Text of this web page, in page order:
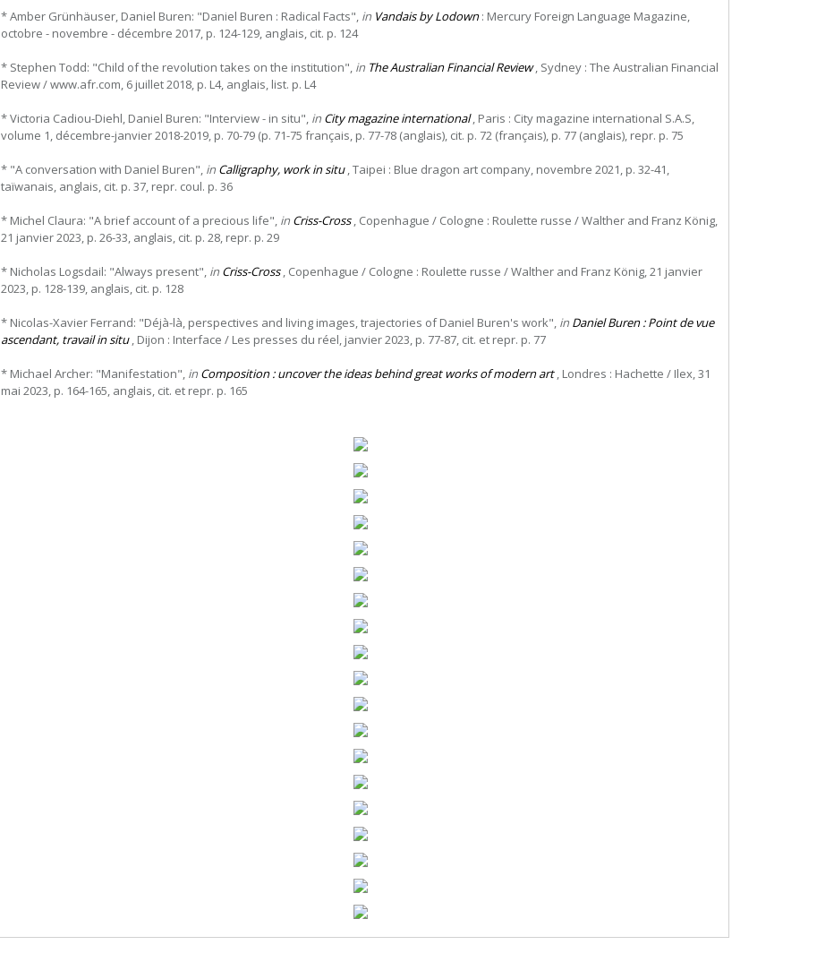
* Amber Grünhäuser, Daniel Buren: "Daniel Buren : Radical Facts", in Vandais by Lodown: Mercury Foreign Language Magazine,
octobre - novembre - décembre 2017, p. 124-129, anglais, cit. p. 124
* Stephen Todd: "Child of the revolution takes on the institution", in The Australian Financial Review, Sydney : The Australian Financial
Review / www.afr.com, 6 juillet 2018, p. L4, anglais, list. p. L4
* Victoria Cadiou-Diehl, Daniel Buren: "Interview - in situ", in City magazine international, Paris : City magazine international S.A.S,
volume 1, décembre-janvier 2018-2019, p. 70-79 (p. 71-75 français, p. 77-78 (anglais), cit. p. 72 (français), p. 77 (anglais), repr. p. 75
* "A conversation with Daniel Buren", in Calligraphy, work in situ, Taipei : Blue dragon art company, novembre 2021, p. 32-41,
taïwanais, anglais, cit. p. 37, repr. coul. p. 36
* Michel Claura: "A brief account of a precious life", in Criss-Cross, Copenhague / Cologne : Roulette russe / Walther and Franz König,
21 janvier 2023, p. 26-33, anglais, cit. p. 28, repr. p. 29
* Nicholas Logsdail: "Always present", in Criss-Cross, Copenhague / Cologne : Roulette russe / Walther and Franz König, 21 janvier
2023, p. 128-139, anglais, cit. p. 128
* Nicolas-Xavier Ferrand: "Déjà-là, perspectives and living images, trajectories of Daniel Buren's work", in Daniel Buren : Point de vue
ascendant, travail in situ, Dijon : Interface / Les presses du réel, janvier 2023, p. 77-87, cit. et repr. p. 77
* Michael Archer: "Manifestation", in Composition : uncover the ideas behind great works of modern art, Londres : Hachette / Ilex, 31
mai 2023, p. 164-165, anglais, cit. et repr. p. 165